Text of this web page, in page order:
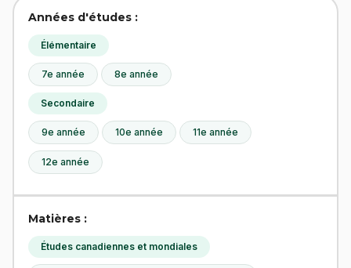
Années d'études :
Élémentaire
7e année 8e année
Secondaire
9e année 10e année 11e année
12e année
Matières :
Études canadiennes et mondiales